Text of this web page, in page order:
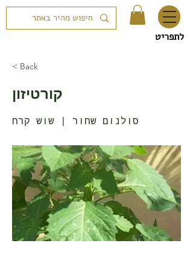
לתפריט
< Back
קורטיזון
סולנום שחור | שוש קרח